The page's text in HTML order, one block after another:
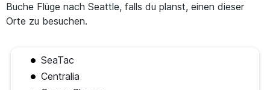
Buche Flüge nach Seattle, falls du planst, einen dieser
Orte zu besuchen.
SeaTac
Centralia